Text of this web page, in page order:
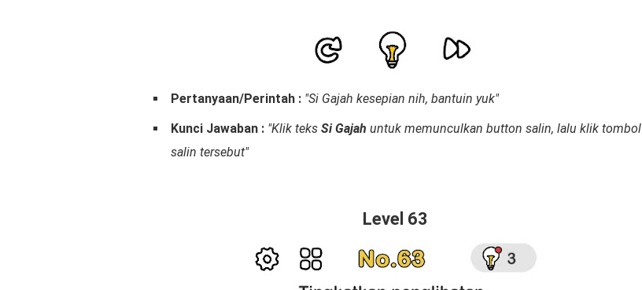
Pertanyaan/Perintah : "Si Gajah kesepian nih, bantuin yuk"
Kunci Jawaban : "Klik teks Si Gajah untuk memunculkan button salin, lalu klik tombol
salin tersebut"
Level 63